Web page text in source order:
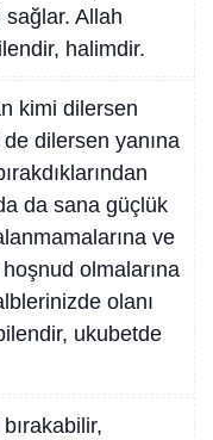
sağlar. Allah
halimdir.
kimi dilersen
dilersen yanına
da sana güçlük
ve
olmalarına
olanı
ukubetde